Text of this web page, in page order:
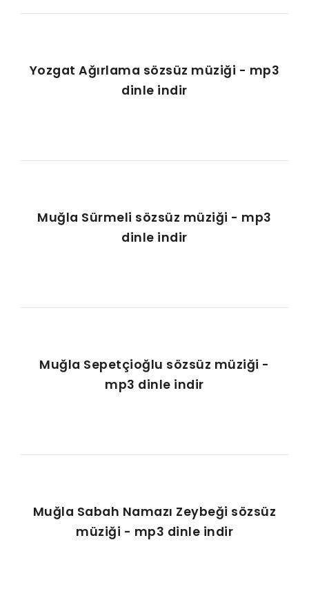
Yozgat Ağırlama sözsüz müziği - mp3
dinle indir
Muğla Sürmeli sözsüz müziği - mp3
dinle indir
Muğla Sepetçioğlu sözsüz müziği -
mp3 dinle indir
Muğla Sabah Namazı Zeybeği sözsüz
müziği - mp3 dinle indir